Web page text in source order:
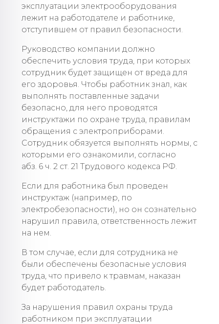
эксплуатации электрооборудования
лежит на работодателе и работнике,
отступившем от правил безопасности.
Руководство компании должно
обеспечить условия труда, при которых
сотрудник будет защищен от вреда для
его здоровья. Чтобы работник знал, как
выполнять поставленные задачи
безопасно, для него проводятся
инструктажи по охране труда, правилам
обращения с электроприборами.
Сотрудник обязуется выполнять нормы, с
которыми его ознакомили, согласно
абз. 6 ч. 2 ст. 21 Трудового кодекса РФ.
Если для работника был проведен
инструктаж (например, по
электробезопасности), но он сознательно
нарушил правила, ответственность лежит
на нем.
В том случае, если для сотрудника не
были обеспечены безопасные условия
труда, что привело к травмам, наказан
будет работодатель.
За нарушения правил охраны труда
работником при эксплуатации